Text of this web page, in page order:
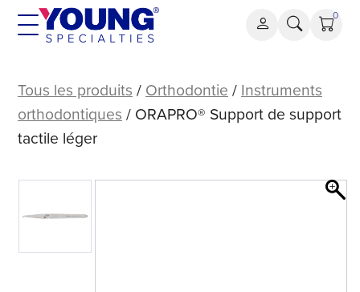
Aller
0
Support
de
support
léger
Tous les produits / Orthodontie / Instruments
orthodontiques / ORAPRO® Support de support
tactile léger